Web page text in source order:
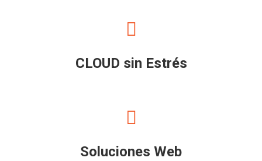
CLOUD sin Estrés
Soluciones Web